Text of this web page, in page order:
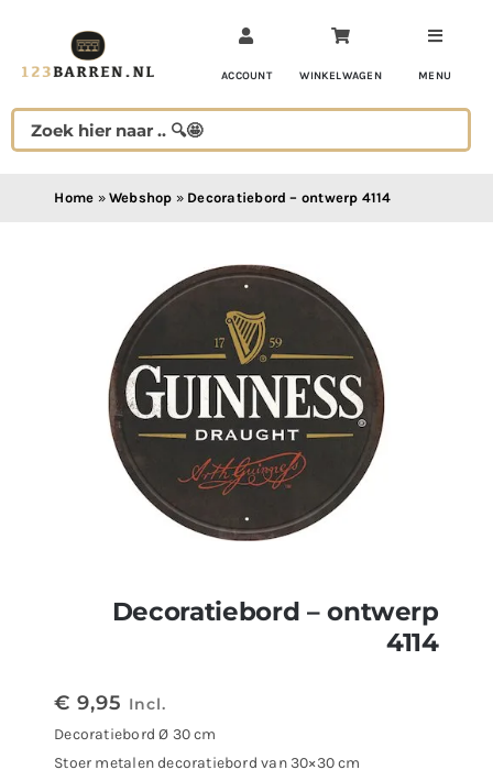
inhoud
ACCOUNT WINKELWAGEN MENU
Home » Webshop » Decoratiebord – ontwerp 4114
Decoratiebord – ontwerp
4114
€ 9,95 Incl.
Decoratiebord Ø 30 cm
Stoer metalen decoratiebord van 30×30 cm